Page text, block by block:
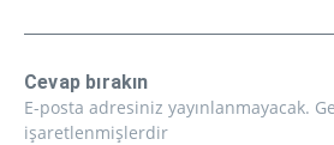
Cevap bırakın
E-posta adresiniz yayınlanmayacak.
işaretlenmişlerdir